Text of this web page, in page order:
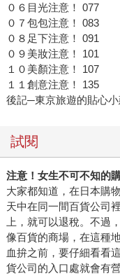
０６目光注意！ 077
０７包包注意！ 083
０８足下注意！ 091
０９美妝注意！ 101
１０美顏注意！ 107
１１創意注意！ 135
後記─東京旅遊的貼心
試閱
注意！女生不可不知的
大家都知道，在日本購
天中在同一間百貨公司
上，就可以退稅。不過
像百貨的商場，在這種
血拚之前，要仔細看看
貨公司的入口處就會有